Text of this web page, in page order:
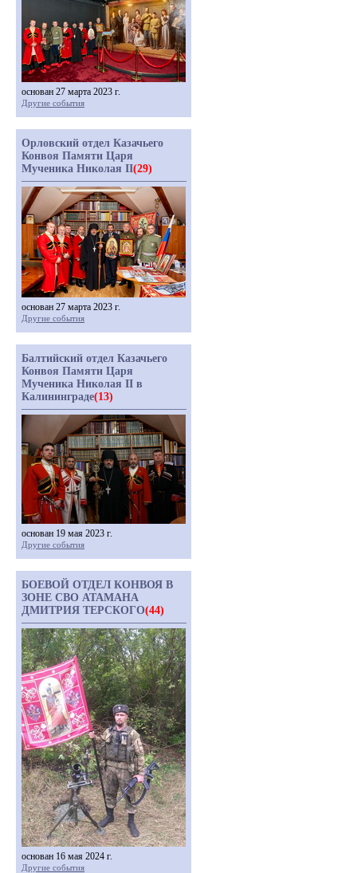
основан 27 марта 2023 г.
Другие события
Орловский отдел Казачьего
Конвоя Памяти Царя
Мученика Николая II(29)
основан 27 марта 2023 г.
Другие события
Балтийский отдел Казачьего
Конвоя Памяти Царя
Мученика Николая II в
Калининграде(13)
основан 19 мая 2023 г.
Другие события
БОЕВОЙ ОТДЕЛ КОНВОЯ В
ЗОНЕ СВО АТАМАНА
ДМИТРИЯ ТЕРСКОГО(44)
основан 16 мая 2024 г.
Другие события